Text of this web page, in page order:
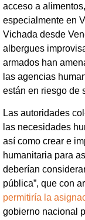
acceso a
especialmente en
Vichada desde
albergues
armados han
las agencias
están en riesgo de
Las autoridades
las necesidades
así como crear e
humanitaria para
deberían
pública”, que con
permitiría la
gobierno nacional